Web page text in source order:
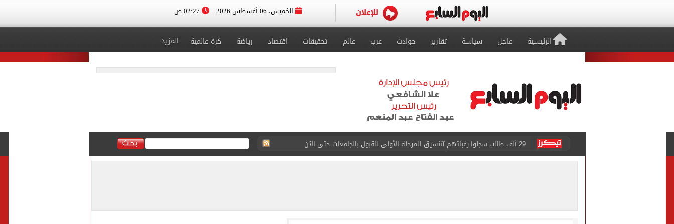
الخميس، 06 أغسطس 2026
الرئيسية عاجل سياسة تقارير حوادث عرب عالم تحقيقات اقتصاد رياضة كرة عالمية المزيد
حفلات U Arena تنطلق مع الهضبة عمرو دياب ضمن «يلا ساحل 2026» بالعلمين الجديدة
الآلاف يودعون عروس الشرقية إلى مثواها الأخير بعد وفاتها ليلة زفافها.. صور
الرئيس السيسى يستقبل ملك البحرين بمطار العلمين الدولى.. صور